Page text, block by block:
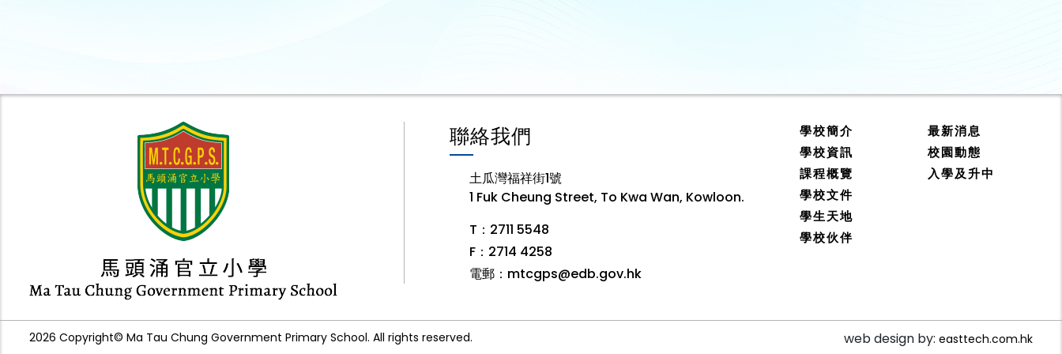
聯絡我們
土瓜灣福祥街1號
1 Fuk Cheung Street, To Kwa Wan, Kowloon.
T：2711 5548
F：2714 4258
電郵： mtcgps@edb.gov.hk
學校簡介
學校資訊
課程概覽
學校文件
學生天地
學校伙伴
最新消息
校園動態
入學及升中
2026 Copyright© Ma Tau Chung Government Primary School. All rights reserved. web design by: easttech.com.hk